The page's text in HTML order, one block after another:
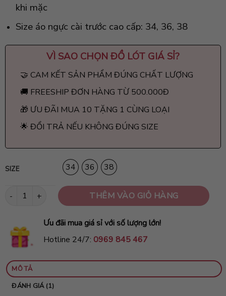
khi mặc
Size áo ngực cài trước cao cấp: 34, 36, 38
VÌ SAO CHỌN ĐỒ LÓT GIÁ SỈ?
🤝 CAM KẾT SẢN PHẨM ĐÚNG CHẤT LƯỢNG
🚚 FREESHIP ĐƠN HÀNG TỪ 500.000Đ
🎁 ƯU ĐÃI MUA 10 TẶNG 1 CÙNG LOẠI
🌟 ĐỔI TRẢ NẾU KHÔNG ĐÚNG SIZE
SIZE 34 36 38
Áo ngực cài trước cao cấp AC2 số lượngTHÊM VÀO GIỎ HÀNG
Ưu đãi mua giá sỉ với số lượng lớn!
Hotline 24/7: 0969 845 467
MÔ TẢ
ĐÁNH GIÁ (1)